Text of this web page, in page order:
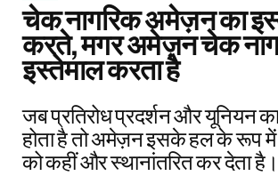
चेक नागरिक अमेज़न का
करते, मगर अमेज़न चेक
इस्तेमाल करता है
जब प्रतिरोध प्रदर्शन और यूनियन
होता है तो अमेज़न इसके हल के रूप
को कहीं और स्थानांतरित कर देता है।